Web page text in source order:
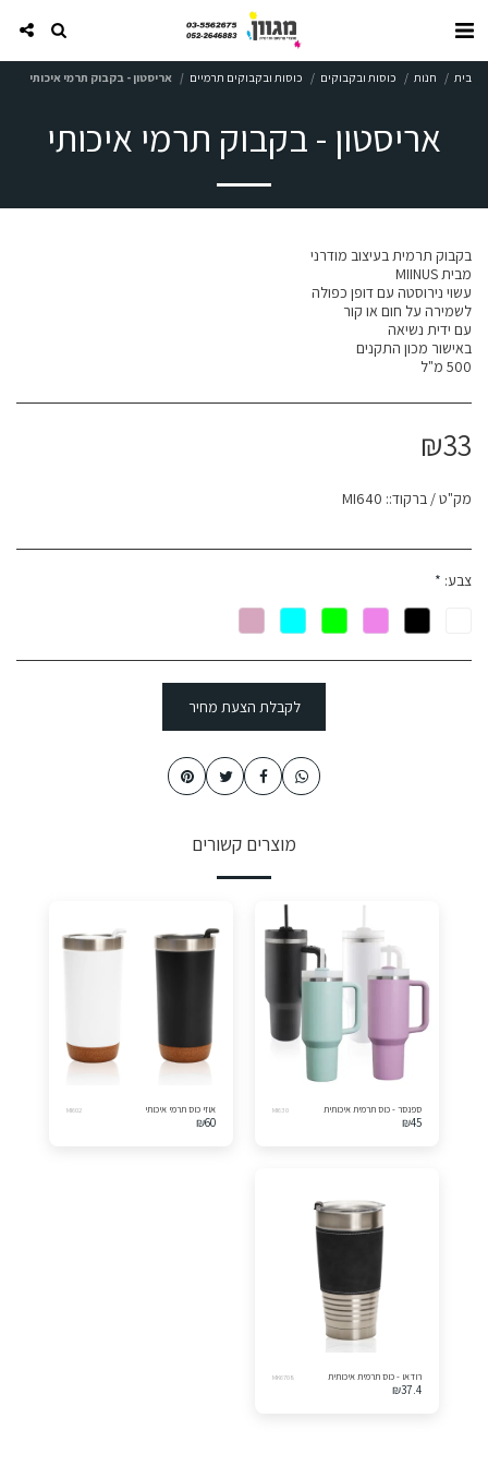
בית חנות כוסות ובקבוקים כוסות ובקבוקים תרמיים אריסטון - בקבוק תרמי איכותי
אריסטון - בקבוק תרמי איכותי
500 מ"ל
₪33
מק"ט / ברקוד:: MI640
צבע: *
לקבלת הצעת מחיר
מוצרים קשורים
ספנסר - כוס תרמית איכותית MI630
₪45
אוזי כוס תרמי איכותי MI602
₪60
רודאו - כוס תרמית איכותית MK6708
₪37.4